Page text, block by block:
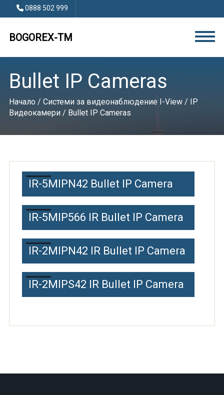
0888 502 999
BOGOREX-TM
Bullet IP Cameras
Начало/ Системи за видеонаблюдение I-View/ IP
Видеокамери/ Bullet IP Cameras
IR-5MIPN42 Bullet IP Camera
IR-5MIP566 IR Bullet IP Camera
IR-2MIPN42 IR Bullet IP Camera
IR-2MIPS42 IR Bullet IP Camera